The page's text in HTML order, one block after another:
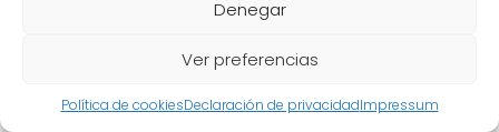
Denegar
Ver preferencias
Política de cookiesDeclaración de privacidadImpressum
En el Torneo de la Fuerza, el Gran Kaio